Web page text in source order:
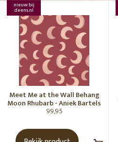
nieuw bij
deens.nl
Meet Me at the Wall Behang
Moon Rhubarb - Aniek Bartels
99,95